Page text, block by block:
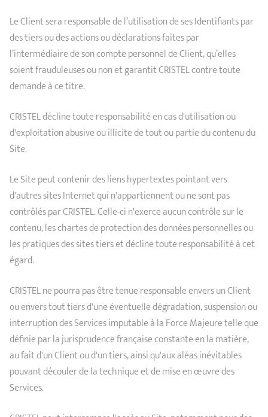
Le Client sera responsable de l’utilisation de ses Identifiants par
des tiers ou des actions ou déclarations faites par
l’intermédiaire de son compte personnel de Client, qu’elles
soient frauduleuses ou non et garantit CRISTEL contre toute
demande à ce titre.
CRISTEL décline toute responsabilité en cas d'utilisation ou
d'exploitation abusive ou illicite de tout ou partie du contenu du
Site.
Le Site peut contenir des liens hypertextes pointant vers
d'autres sites Internet qui n'appartiennent ou ne sont pas
contrôlés par CRISTEL. Celle-ci n'exerce aucun contrôle sur le
contenu, les chartes de protection des données personnelles ou
les pratiques des sites tiers et décline toute responsabilité à cet
égard.
CRISTEL ne pourra pas être tenue responsable envers un Client
ou envers tout tiers d'une éventuelle dégradation, suspension ou
interruption des Services imputable à la Force Majeure telle que
définie par la jurisprudence française constante en la matière,
au fait d'un Client ou d'un tiers, ainsi qu'aux aléas inévitables
pouvant découler de la technique et de mise en œuvre des
Services.